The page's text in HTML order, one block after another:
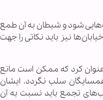
شود و شیطان به آن طمع
نیز باید نکاتی را جهت
کرد که ممکن است مانع
سلب نگردد. ایشان
تجمع باید نسبت به آن